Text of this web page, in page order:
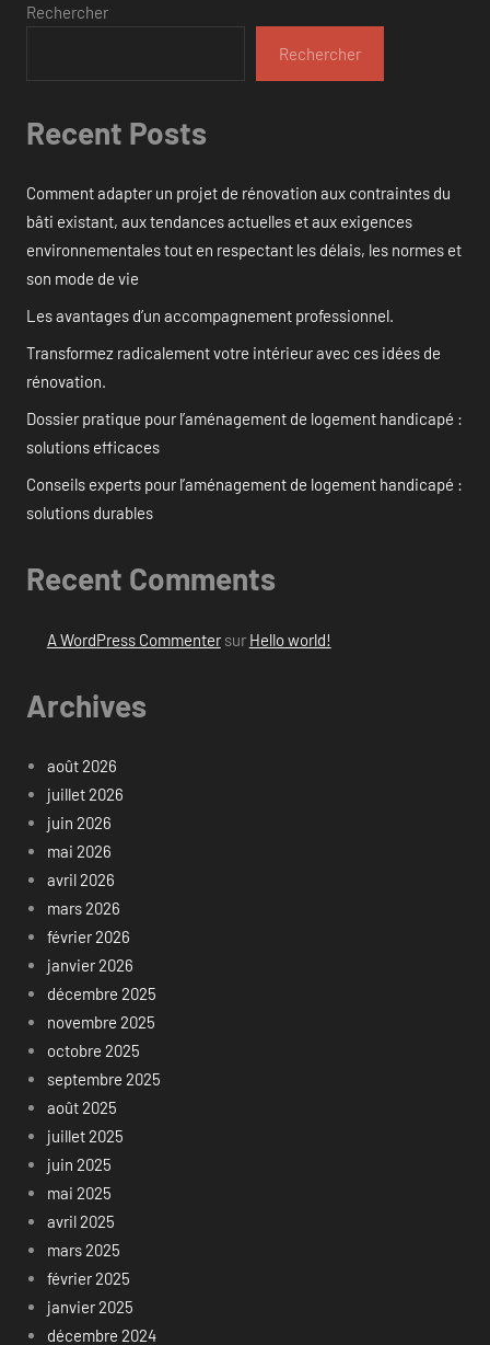
Rechercher
Rechercher
Recent Posts
Comment adapter un projet de rénovation aux contraintes du
bâti existant, aux tendances actuelles et aux exigences
environnementales tout en respectant les délais, les normes et
son mode de vie
Les avantages d’un accompagnement professionnel.
Transformez radicalement votre intérieur avec ces idées de
rénovation.
Dossier pratique pour l’aménagement de logement handicapé :
solutions efficaces
Conseils experts pour l’aménagement de logement handicapé :
solutions durables
Recent Comments
A WordPress Commentersur Hello world!
Archives
août 2026
juillet 2026
juin 2026
mai 2026
avril 2026
mars 2026
février 2026
janvier 2026
décembre 2025
novembre 2025
octobre 2025
septembre 2025
août 2025
juillet 2025
juin 2025
mai 2025
avril 2025
mars 2025
février 2025
janvier 2025
décembre 2024